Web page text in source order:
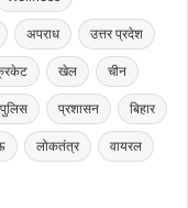
अपराध उत्तर प्रदेश
खेल चीन
पुलिस प्रशासन बिहार
लोकतंत्र वायरल